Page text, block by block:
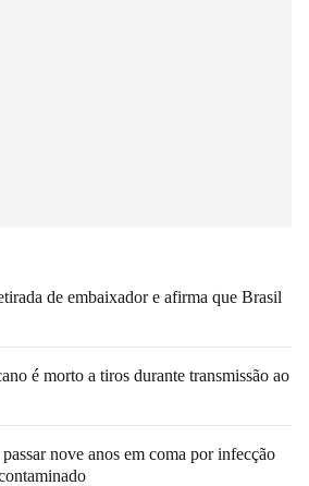
de embaixador e afirma que Brasil
é morto a tiros durante transmissão ao
nove anos em coma por infecção